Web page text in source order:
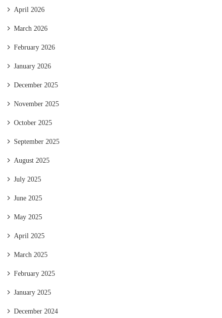
April 2026
March 2026
February 2026
January 2026
December 2025
November 2025
October 2025
September 2025
August 2025
July 2025
June 2025
May 2025
April 2025
March 2025
February 2025
January 2025
December 2024